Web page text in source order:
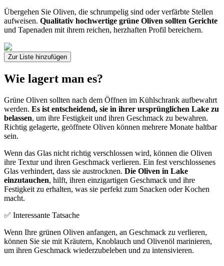
Übergehen Sie Oliven, die schrumpelig sind oder verfärbte Stellen
aufweisen. Qualitativ hochwertige grüne Oliven sollten Gerichte
und Tapenaden mit ihrem reichen, herzhaften Profil bereichern.
Zur Liste hinzufügen
Wie lagert man es?
Grüne Oliven sollten nach dem Öffnen im Kühlschrank aufbewahrt
werden. Es ist entscheidend, sie in ihrer ursprünglichen Lake zu
belassen, um ihre Festigkeit und ihren Geschmack zu bewahren.
Richtig gelagerte, geöffnete Oliven können mehrere Monate haltbar
sein.
Wenn das Glas nicht richtig verschlossen wird, können die Oliven
ihre Textur und ihren Geschmack verlieren. Ein fest verschlossenes
Glas verhindert, dass sie austrocknen. Die Oliven in Lake
einzutauchen, hilft, ihren einzigartigen Geschmack und ihre
Festigkeit zu erhalten, was sie perfekt zum Snacken oder Kochen
macht.
✅ Interessante Tatsache
Wenn Ihre grünen Oliven anfangen, an Geschmack zu verlieren,
können Sie sie mit Kräutern, Knoblauch und Olivenöl marinieren,
um ihren Geschmack wiederzubeleben und zu intensivieren.